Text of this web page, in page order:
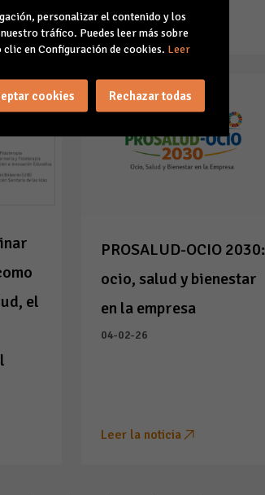
Leer la noticia
el
PROSALUD-OCIO 2030:
ocio, salud y bienestar
en la empresa
04-02-26
Leer la noticia
personalizar el contenido y los
tráfico. Puedes leer más sobre
en Configuración de cookies. Leer
cookies Rechazar todas